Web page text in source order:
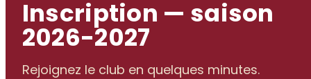
Inscription — saison
2026-2027
Rejoignez le club en quelques minutes.